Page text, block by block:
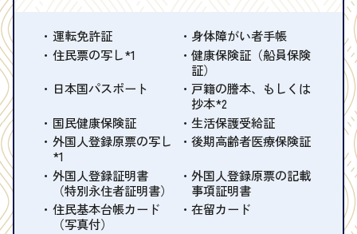
運転免許証
身体障がい者手帳
住民票の写し*1
健康保険証（船員保険
証）
日本国パスポート
戸籍の謄本、もしくは
抄本*2
国民健康保険証
生活保護受給証
外国人登録原票の写し
*1
後期高齢者医療保険証
外国人登録証明書
（特別永住者証明書）
外国人登録原票の記載
事項証明書
住民基本台帳カード
（写真付）
在留カード